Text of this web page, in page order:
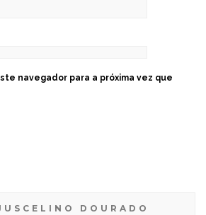
navegador para a próxima vez que
DOURADO